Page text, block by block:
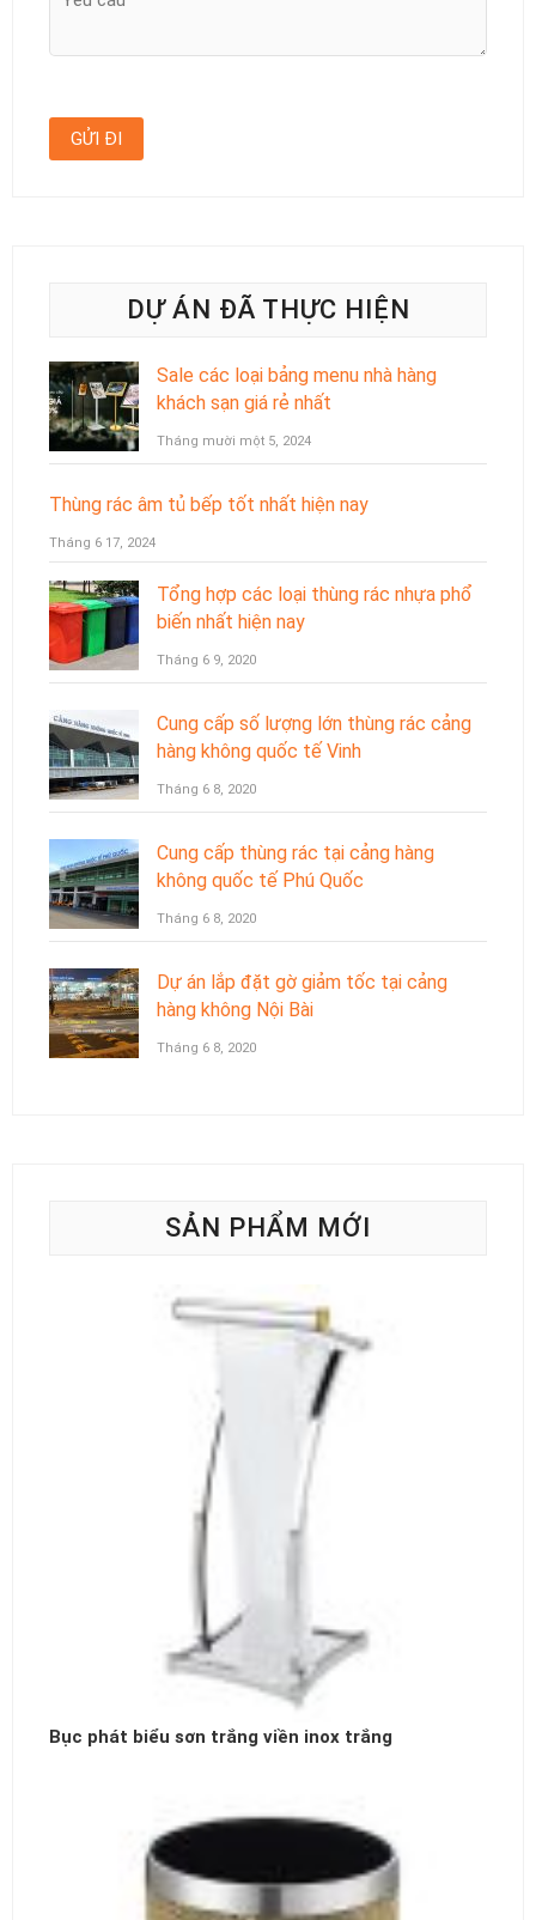
DỰ ÁN ĐÃ THỰC HIỆN
Sale các loại bảng menu nhà hàng
khách sạn giá rẻ nhất
Tháng mười một 5, 2024
Thùng rác âm tủ bếp tốt nhất hiện nay
Tháng 6 17, 2024
Tổng hợp các loại thùng rác nhựa phổ
biến nhất hiện nay
Tháng 6 9, 2020
Cung cấp số lượng lớn thùng rác cảng
hàng không quốc tế Vinh
Tháng 6 8, 2020
Cung cấp thùng rác tại cảng hàng
không quốc tế Phú Quốc
Tháng 6 8, 2020
Dự án lắp đặt gờ giảm tốc tại cảng
hàng không Nội Bài
Tháng 6 8, 2020
SẢN PHẨM MỚI
Bục phát biểu sơn trắng viền inox trắng